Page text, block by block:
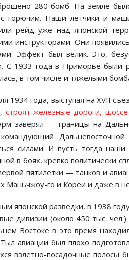
280 бомб. На земле
горючим. Наши летчики и
рейд уже над японской
инструкторами. Они
Эффект был велик. Это,
С 1933 года в Приморье были
в том числе и тяжелыми
1934 года, выступая на XVII
строят железные дороги,
заверял — границы на
командующий
силами. И пусть тогда
в боях, крепко политически
пятилетки — танков и
Маньчжоу-го и Кореи и даже в
японской разведки, в 1938
дивизии (около 450 тыс.
Востоке в это время
авиации был плохо
взлетно-посадочные полосы